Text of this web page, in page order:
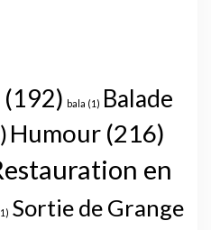
(192) bala (1) Balade
Humour (216)
en
Sortie de Grange